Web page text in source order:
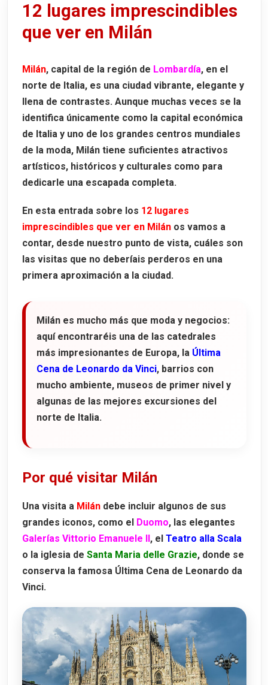
Sabes qué es la suerte milanesa
3. El Cuadrilátero de Oro de Milán
5. Basílica de San Ambrosio
6. Pinacotecas Ambrosiana y Brera
Pinacoteca Ambrosiana
Pinacoteca di Brera
7. Santa Maria delle Grazie y La Última Cena de
Leonardo da Vinci
9. Estadio de San Siro (Giuseppe Meazza)
Tour por el Estadio de San Siro
10. El barrio y los canales de Navigli
11. Piazza Gae Aulenti y el Milán más moderno
13. Teatro alla Scala
Qué ver cerca de Milán:
Bérgamo
Cómo llegar desde el aeropuerto a la
Ciudad Alta de Bérgamo
Qué ver en Bérgamo en medio día
Cómo moverse por el Lago de Como
Lago de Como
Lugano
Dónde alojarse en Milán
Hotel Glam Milano
Hotel Villa Malpensa
12 lugares imprescindibles
que ver en Milán
Milán, capital de la región de Lombardía, en el
norte de Italia, es una ciudad vibrante, elegante y
llena de contrastes. Aunque muchas veces se la
identifica únicamente como la capital económica
de Italia y uno de los grandes centros mundiales
de la moda, Milán tiene suficientes atractivos
artísticos, históricos y culturales como para
dedicarle una escapada completa.
En esta entrada sobre los 12 lugares
imprescindibles que ver en Milán os vamos a
contar, desde nuestro punto de vista, cuáles son
las visitas que no deberíais perderos en una
primera aproximación a la ciudad.
Milán es mucho más que moda y negocios:
aquí encontraréis una de las catedrales
más impresionantes de Europa, la Última
Cena de Leonardo da Vinci, barrios con
mucho ambiente, museos de primer nivel y
algunas de las mejores excursiones del
norte de Italia.
Por qué visitar Milán
Una visita a Milán debe incluir algunos de sus
grandes iconos, como el
Duomo, las elegantes
Galerías Vittorio Emanuele II , el Teatro alla Scala
o la iglesia de Santa Maria delle Grazie, donde se
conserva la famosa Última Cena de Leonardo da
Vinci.